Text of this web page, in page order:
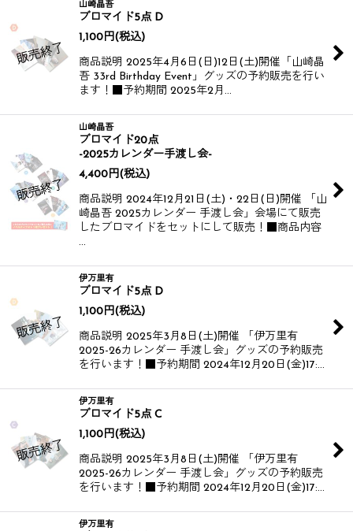
山崎晶吾
ブロマイド5点 D
1,100 円(税込)
商品説明 2025年4月6日(日)12日(土)開催​​ 「山崎晶
吾 33rd Birthday Event」グッズの予約販売を行い
ます！​​ ■予約期間 2025年2月…
山崎晶吾
ブロマイド20点
-2025カレンダー手渡し会-
4,400 円(税込)
商品説明 2024年12月21日(土)・22日(日)開催 「山
崎晶吾 2025カレンダー 手渡し会」会場にて販売
したブロマイドをセットにして販売！​​​​ ■商品内容
…
伊万里有
ブロマイド5点 D
1,100 円(税込)
商品説明 2025年3月8日(土)開催 「伊万里有
2025-26カレンダー 手渡し会」グッズの予約販売
を行います！​​ ■予約期間 2024年12月20日(金)17:…
伊万里有
ブロマイド5点 C
1,100 円(税込)
商品説明 2025年3月8日(土)開催 「伊万里有
2025-26カレンダー 手渡し会」グッズの予約販売
を行います！​​ ■予約期間 2024年12月20日(金)17:…
伊万里有